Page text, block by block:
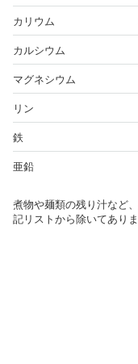
カリウム
カルシウム
マグネシウム
リン
鉄
亜鉛
煮物や麺類の残り汁など
記リストから除いてありま